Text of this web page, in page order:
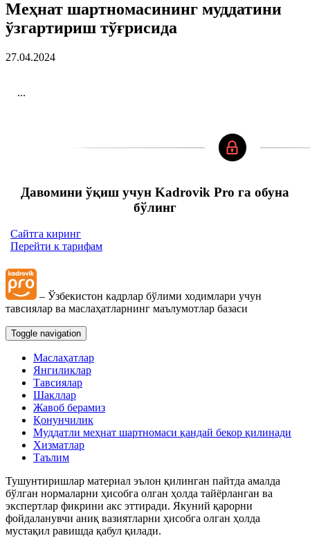
Меҳнат шартномасининг муддатини
ўзгартириш тўғрисида
27.04.2024
...
Давомини ўқиш учун Kadrovik Pro га обуна
бўлинг
Сайтга киринг
Перейти к тарифам
– Ўзбекистон кадрлар бўлими ходимлари учун
тавсиялар ва маслаҳатларнинг маълумотлар базаси
Toggle navigation
Маслаҳатлар
Янгиликлар
Тавсиялар
Шакллар
Жавоб берамиз
Қонунчилик
Муддатли меҳнат шартномаси қандай бекор қилинади
Хизматлар
Таълим
Тушунтиришлар материал эълон қилинган пайтда амалда
бўлган нормаларни ҳисобга олган ҳолда тайёрланган ва
экспертлар фикрини акс эттиради. Якуний қарорни
фойдаланувчи аниқ вазиятларни ҳисобга олган ҳолда
мустақил равишда қабул қилади.